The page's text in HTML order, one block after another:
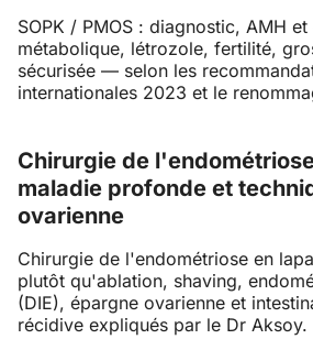
SOPK / PMOS : diagnostic, AMH
métabolique, létrozole, fertilité,
sécurisée — selon les
internationales 2023 et le
Chirurgie de
maladie profonde et
ovarienne
Chirurgie de l'endométriose en
plutôt qu'ablation, shaving,
(DIE), épargne ovarienne et
récidive expliqués par le Dr Aksoy.